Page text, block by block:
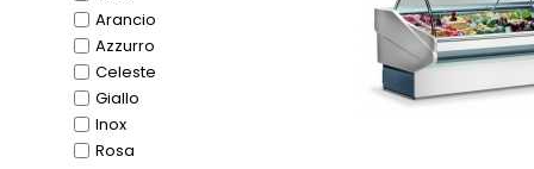
Arancio
Azzurro
Celeste
Giallo
Inox
Rosa